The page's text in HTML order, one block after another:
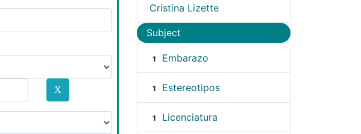
Cristina Lizette
Subject
1 Embarazo
1 Estereotipos
1 Licenciatura